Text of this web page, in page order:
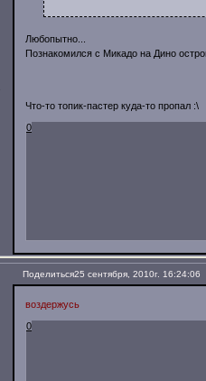
Любопытно...
Познакомился с Микадо на Дино
Что-то топик-пастер куда-то пропал :\
0
Поделиться25 сентября, 2010г. 16:24:06
воздержусь
0